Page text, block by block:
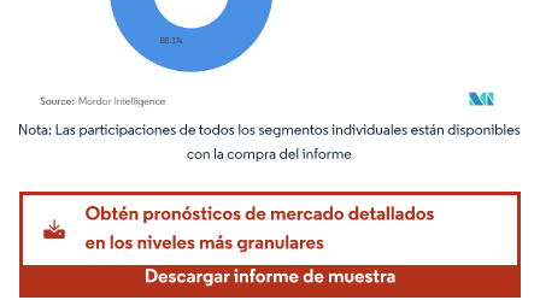
Imagen © Mordor Intelligence. El uso requiere atribución según CC BY 4.0.